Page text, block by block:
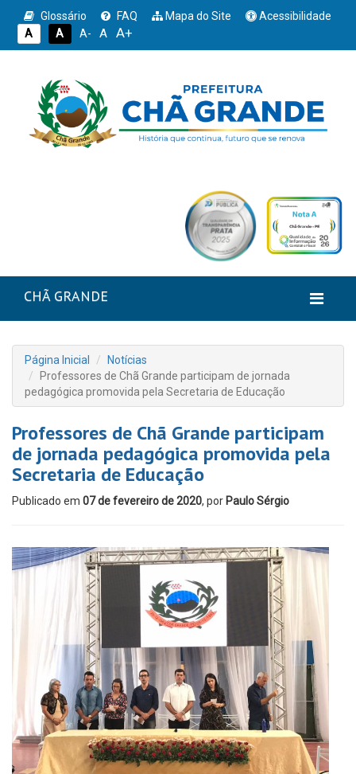
Glossário FAQ Mapa do Site
Acessibilidade
A
A A- A A+
CHÃ GRANDE
Página Inicial
Notícias
Professores de Chã Grande participam de jornada
pedagógica promovida pela Secretaria de Educação
Professores de Chã Grande participam
de jornada pedagógica promovida pela
Secretaria de Educação
Publicado em 07 de fevereiro de 2020, por Paulo Sérgio